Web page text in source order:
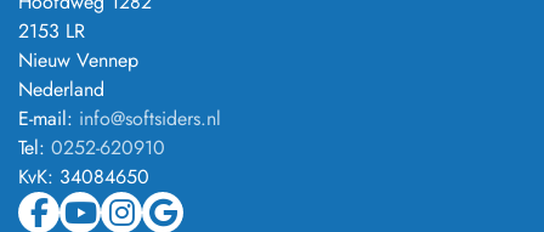
2153 LR
Nieuw Vennep
Nederland
E-mail: info@softsiders.nl
Tel: 0252-620910
KvK: 34084650